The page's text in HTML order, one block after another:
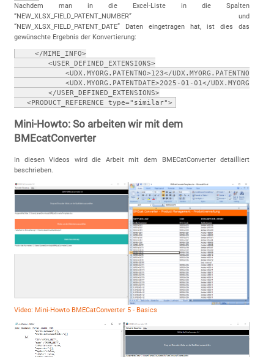
Nachdem man in die Excel-Liste in die Spalten
“NEW_XLSX_FIELD_PATENT_NUMBER” und
“NEW_XLSX_FIELD_PATENT_DATE” Daten eingetragen hat, ist dies das
gewünschte Ergebnis der Konvertierung:
    </MIME_INFO>
        <USER_DEFINED_EXTENSIONS>
            <UDX.MYORG.PATENTNO>123</UDX.MYORG.PATENTNO>
<UDX.MYORG.PATENTDATE>2025-01-01</
        </USER_DEFINED_EXTENSIONS>
   <PRODUCT_REFERENCE type="similar">
Mini-Howto: So arbeiten wir mit dem
BMEcatConverter
In diesen Videos wird die Arbeit mit dem BMECatConverter detailliert
beschrieben.
Video: Mini-Howto BMECatConverter 5 - Basics